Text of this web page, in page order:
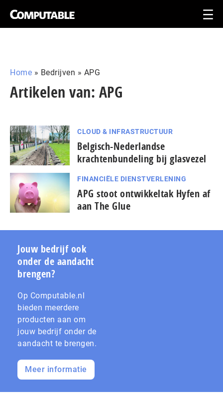
Home » Bedrijven » APG
Artikelen van: APG
CLOUD & INFRASTRUCTUUR
Belgisch-Nederlandse
krachtenbundeling bij glasvezel
FINANCIËLE DIENSTVERLENING
APG stoot ontwikkeltak Hyfen af
aan The Glue
Jouw bedrijf ook
onder de aandacht
brengen?
Op Computable.nl
bieden meerdere
producten aan om
jouw bedrijf onder de
aandacht te brengen.
Meer informatie